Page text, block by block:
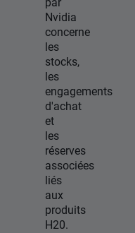
Nvidia
concerne
les
stocks,
les
engagements
d'achat
et
les
réserves
associées
liés
aux
produits
H20.